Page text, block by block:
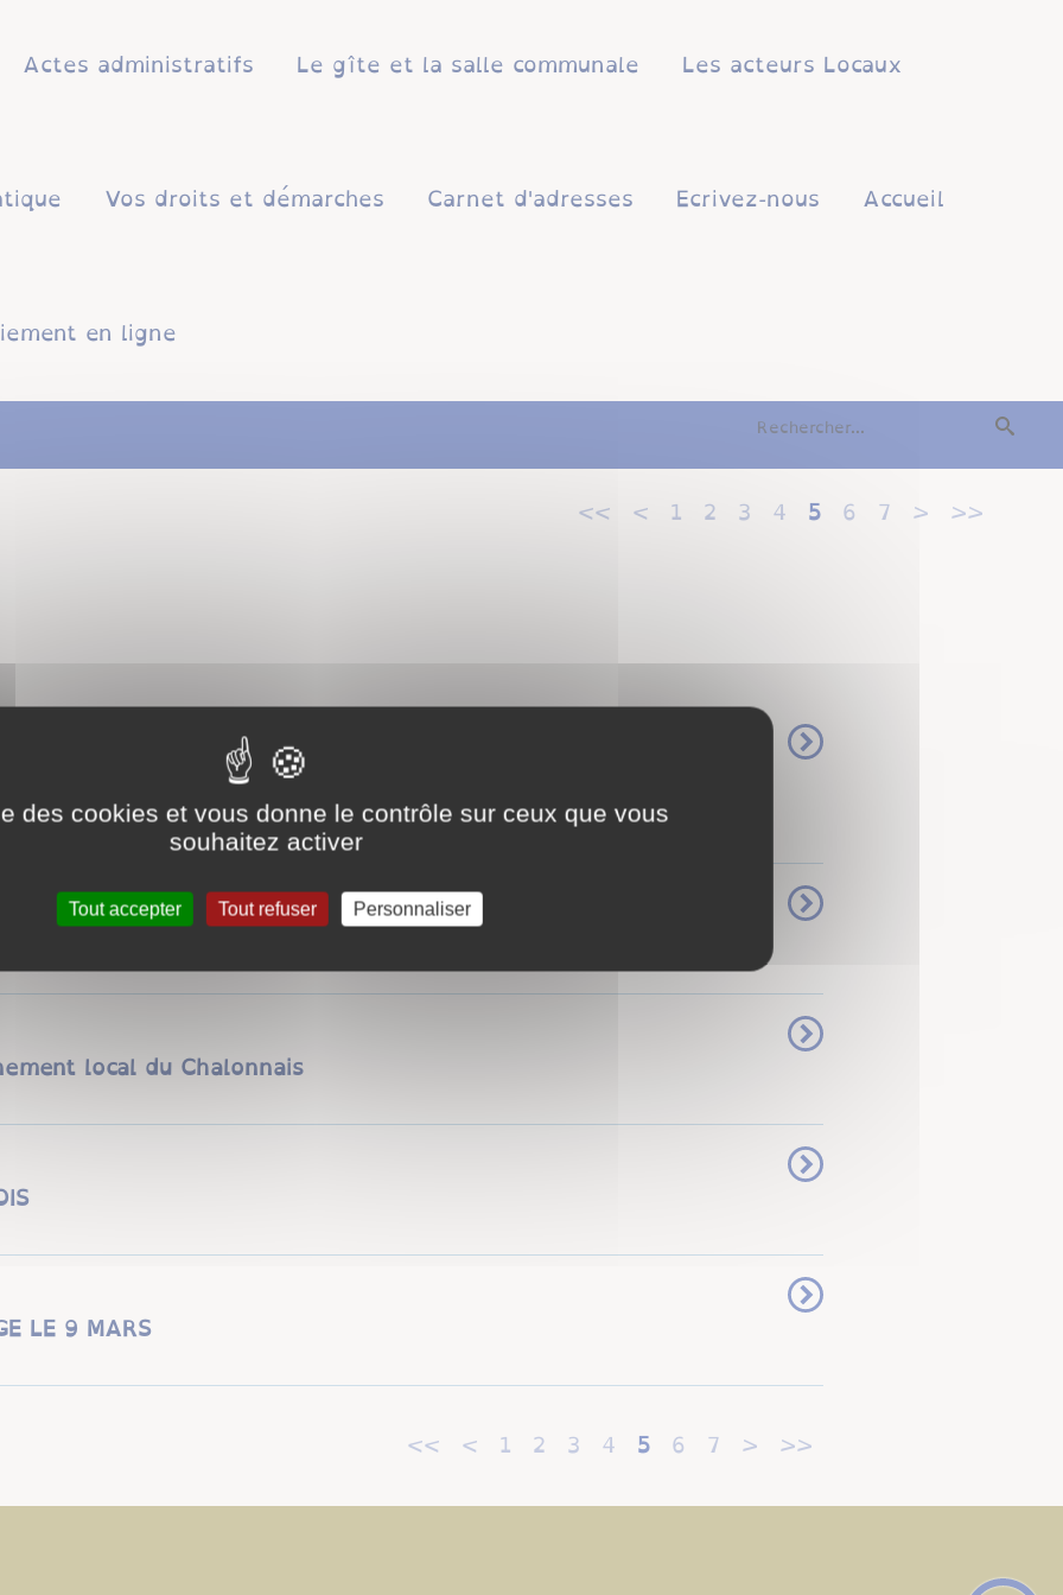
Actes administratifs Le gîte et la salle communale Les acteurs Locaux
Vos droits et démarches Carnet d'adresses Ecrivez-nous Accueil
en ligne
<< < 1 2 3 4 5 6 7 > >>
la municipalité et le comité des fêtes convient nos retraités de
repas, salle communale à partir de midi. ...
local du Chalonnais
LE 9 MARS
<< < 1 2 3 4 5 6 7 > >>
des cookies et vous donne le contrôle sur ceux que vous
souhaitez activer
Tout accepter Tout refuser Personnaliser